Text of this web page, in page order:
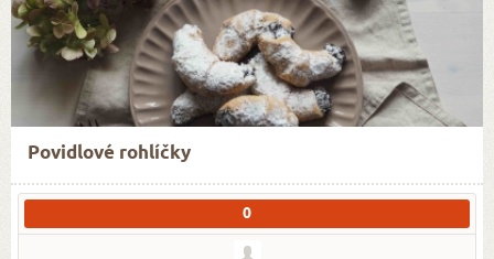
Povidlové rohlíčky
0